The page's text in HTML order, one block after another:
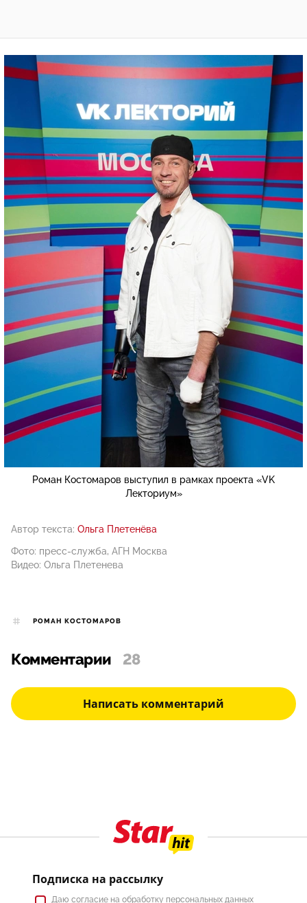
Роман Костомаров выступил в рамках проекта «VK
Лекториум»
Автор текста: Ольга Плетенёва
Фото: пресс-служба, АГН Москва
Видео: Ольга Плетенева
РОМАН КОСТОМАРОВ
Комментарии 28
Написать комментарий
Подписка на рассылку
Даю согласие на обработку персональных данных